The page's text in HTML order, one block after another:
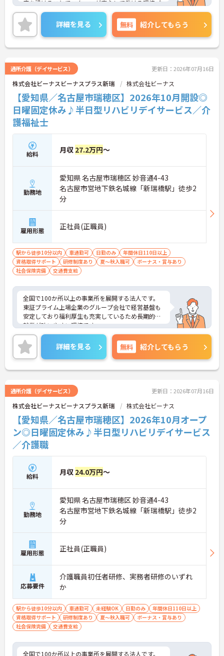
度を設けることでスタッフが安心して働ける環境づ
くりに取り組まれています。
＜ライフスタイルに合わせた勤務形態＞夜勤ありの
シフト常勤、日勤専従、夜勤専従といったさまざま
な働き方が設定されている法人です。
＜チームで連携しながらのお仕事＞一人ひとりが主
野は互いで補い合うなど、チームとしてしっかりと
連携を取りながら日々の業務に努められています。
ご興味のある方には、面接対策ポイント等、さらに
詳細をお話ししますのでお気軽にご相談ください！
詳細を見る 無料 紹介してもらう
通所介護（デイサービス） 更新日：2026年07月16日
株式会社ビーナスビーナスプラス新瑞 株式会社ビーナス
【愛知県／名古屋市瑞穂区】2026年10月開設◎
日曜固定休み♪半日型リハビリデイサービス／介
護福祉士
給料 月収 27.2万円～
勤務地
愛知県 名古屋市瑞穂区 妙音通4-43
名古屋市営地下鉄名城線「新瑞橋駅」徒歩2
分
雇用形態 正社員(正職員)
駅から徒歩10分以内 車通勤可 日勤のみ
年間休日110日以上
資格取得サポート
研修制度あり 夏～秋入職可
ボーナス・賞与あり
社会保険完備
交通費支給
全国で100か所以上の事業所を展開する法人です。
東証プライム上場企業のグループ会社で経営基盤も
安定しており福利厚生も充実しているため長期的な
就業が叶いやすい環境です。
また、キャリアパス制度が整っているので、経験が
浅い方・ブランクがある方も高い目標をもって仕事
に取り組んでいただけます◎
ご興味ある方には、面接対策ポイントなど、さらに
詳細をお話しいたしますのでお気軽にご相談くださ
詳細を見る 無料 紹介してもらう
通所介護（デイサービス） 更新日：2026年07月16日
株式会社ビーナスビーナスプラス新瑞 株式会社ビーナス
【愛知県／名古屋市瑞穂区】2026年10月オープ
ン◎日曜固定休み♪半日型リハビリデイサービス
／介護職
給料 月収 24.0万円～
勤務地
愛知県 名古屋市瑞穂区 妙音通4-43
名古屋市営地下鉄名城線「新瑞橋駅」徒歩2
分
雇用形態 正社員(正職員)
応募要件
介護職員初任者研修、実務者研修のいずれ
か
駅から徒歩10分以内 車通勤可 未経験OK 日勤のみ
年間休日110日以上
資格取得サポート
研修制度あり 夏～秋入職可
ボーナス・賞与あり
社会保険完備
交通費支給
全国で100か所以上の事業所を展開する法人です。